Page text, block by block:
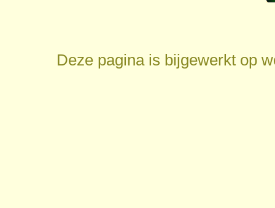
Deze pagina is bijgewerkt op